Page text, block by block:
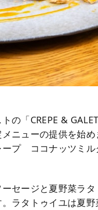
の「CREPE &
ニューの提供を始
ープ ココナッツミ
セージと夏野菜ラ
。ラタトゥイユは夏